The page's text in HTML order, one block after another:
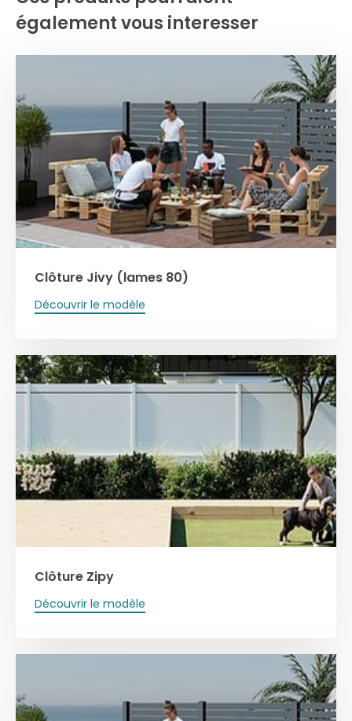
également vous interesser
Clôture Jivy (lames 80)
Découvrir le modèle
Clôture Zipy
Découvrir le modèle